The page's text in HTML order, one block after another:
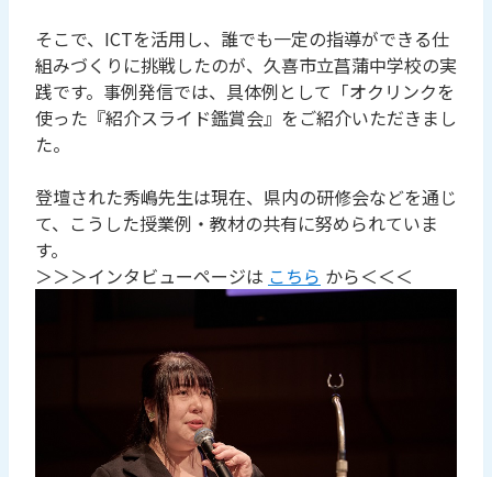
そこで、ICTを活用し、誰でも一定の指導ができる仕
組みづくりに挑戦したのが、久喜市立菖蒲中学校の実
践です。事例発信では、具体例として「オクリンクを
使った『紹介スライド鑑賞会』をご紹介いただきまし
た。
登壇された秀嶋先生は現在、県内の研修会などを通じ
て、こうした授業例・教材の共有に努められていま
す。
＞＞＞インタビューページは こちら から＜＜＜